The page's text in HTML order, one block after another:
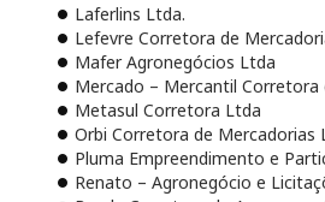
Laferlins Ltda.
Lefevre Corretora de
Mafer Agronegócios Ltda
Mercado – Mercantil Corretora
Metasul Corretora Ltda
Orbi Corretora de Mercadorias
Pluma Empreendimento e
Renato – Agronegócio e